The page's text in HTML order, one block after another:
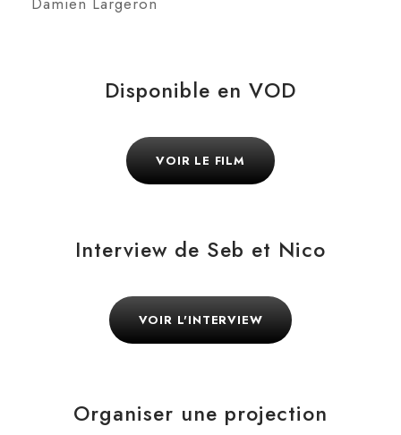
Disponible en VOD
VOIR LE FILM
Interview de Seb et Nico
VOIR L'INTERVIEW
Organiser une projection